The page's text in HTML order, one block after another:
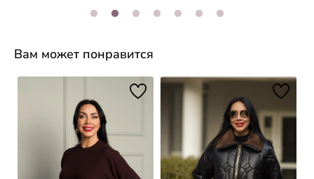
Вам может понравится